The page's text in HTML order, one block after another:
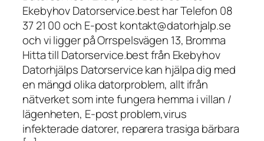
Ekebyhov Datorservice.best har Telefon 08
37 21 00 och E-post kontakt@datorhjalp.se
och vi ligger på Orrspelsvägen 13, Bromma
Hitta till Datorservice.best från Ekebyhov
Datorhjälps Datorservice kan hjälpa dig med
en mängd olika datorproblem, allt ifrån
nätverket som inte fungera hemma i villan /
lägenheten, E-post problem,virus
infekterade datorer, reparera trasiga bärbara